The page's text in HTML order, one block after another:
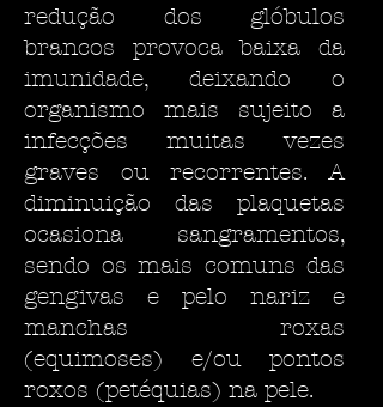
redução dos glóbulos
brancos provoca baixa da
imunidade, deixando o
organismo mais sujeito a
infecções muitas vezes
graves ou recorrentes. A
diminuição das plaquetas
ocasiona sangramentos,
sendo os mais comuns das
gengivas e pelo nariz e
manchas roxas
(equimoses) e/ou pontos
roxos (petéquias) na pele.